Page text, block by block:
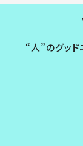
“人”のグッド